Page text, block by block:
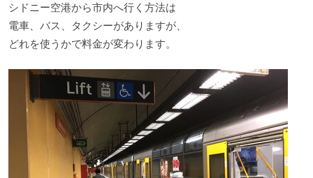
シドニー空港から市内へ行く方法は
電車、バス、タクシーがありますが、
どれを使うかで料金が変わります。